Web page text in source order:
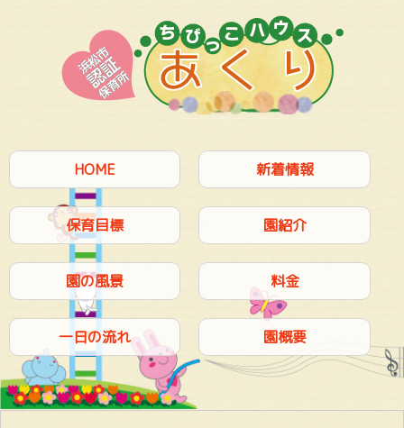
HOME 新着情報
保育目標 園紹介
園の風景 料金
一日の流れ 園概要